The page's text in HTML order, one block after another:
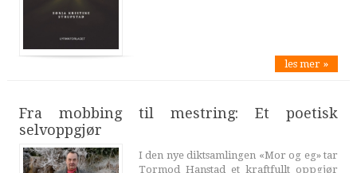
les mer »
Fra mobbing til mestring: Et poetisk
selvoppgjør
I den nye diktsamlingen «Mor og eg» tar
Tormod Hanstad et kraftfullt oppgjør